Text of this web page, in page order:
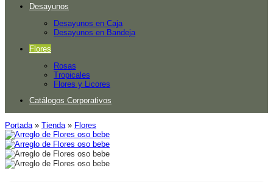
Desayunos
Desayunos en Caja
Desayunos en Bandeja
Flores
Rosas
Tropicales
Flores y Licores
Catálogos Corporativos
Portada » Tienda » Flores